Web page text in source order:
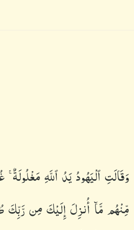
وَقَالَتِ ٱلْيَهُودُ يَدُ ٱللَّهِ
مِّنْهُم مَّآ أُنزِلَ إِلَيْكَ مِن رَّبِّكَ